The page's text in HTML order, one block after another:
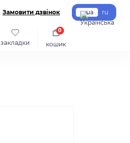
Замовити дзвінок ua ru
закладки кошик
0